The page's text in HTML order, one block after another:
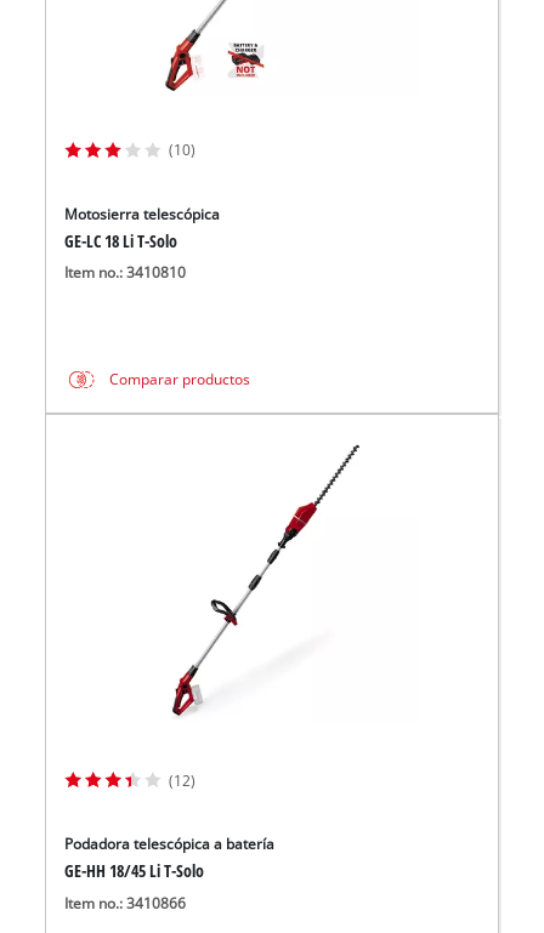
(10)
Motosierra telescópica
GE-LC 18 Li T-Solo
Item no.: 3410810
Comparar productos
(12)
Podadora telescópica a batería
GE-HH 18/45 Li T-Solo
Item no.: 3410866